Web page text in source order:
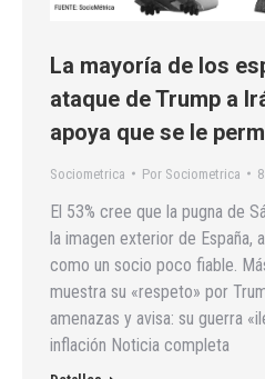
La mayoría de los
ataque de Trump a
apoya que se le
Sociometrica Por Sociometrica
El 53% cree que la pugna de
la imagen exterior de España,
como un socio poco fiable.
muestra su «respeto» por
amenazas y avisa: su guerra
inflación Noticia completa